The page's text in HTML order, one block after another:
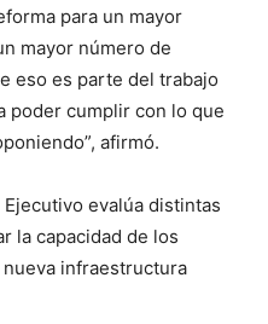
para un mayor
mayor número de
eso es parte del trabajo
poder cumplir con lo que
afirmó.
evalúa distintas
la capacidad de los
infraestructura